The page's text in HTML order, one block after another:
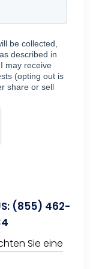
(855) 462-
Sie eine